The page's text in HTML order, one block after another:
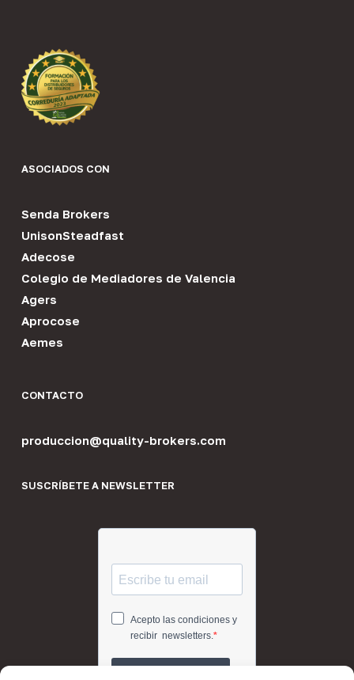
ASOCIADOS CON
Senda Brokers
UnisonSteadfast
Adecose
Colegio de Mediadores de Valencia
Agers
Aprocose
Aemes
CONTACTO
produccion@quality-brokers.com
SUSCRÍBETE A NEWSLETTER